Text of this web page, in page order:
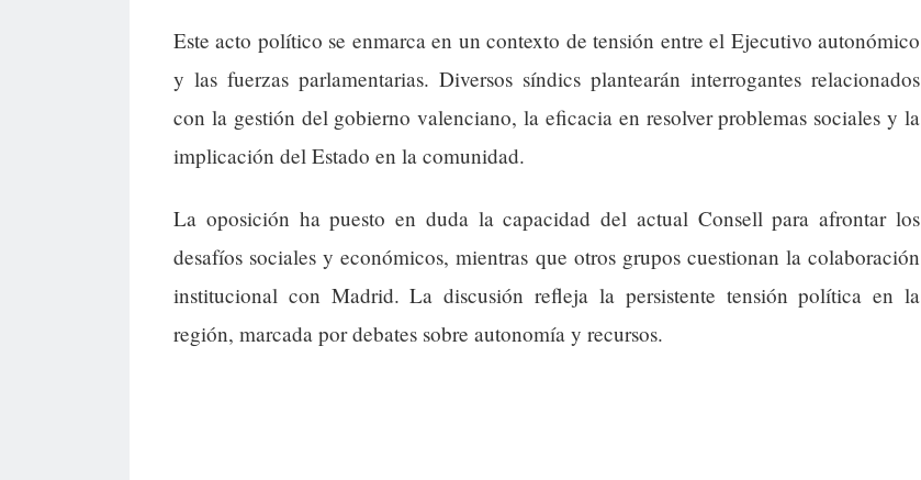
Este acto político se enmarca en un contexto de tensión entre el Ejecutivo autonómico
y las fuerzas parlamentarias. Diversos síndics plantearán interrogantes relacionados
con la gestión del gobierno valenciano, la eficacia en resolver problemas sociales y la
implicación del Estado en la comunidad.
La oposición ha puesto en duda la capacidad del actual Consell para afrontar los
desafíos sociales y económicos, mientras que otros grupos cuestionan la colaboración
institucional con Madrid. La discusión refleja la persistente tensión política en la
región, marcada por debates sobre autonomía y recursos.